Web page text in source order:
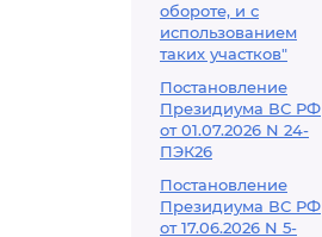
обороте, и с
использованием
таких участков"
Постановление
Президиума ВС РФ
от 01.07.2026 N 24-
ПЭК26
Постановление
Президиума ВС РФ
от 17.06.2026 N 5-